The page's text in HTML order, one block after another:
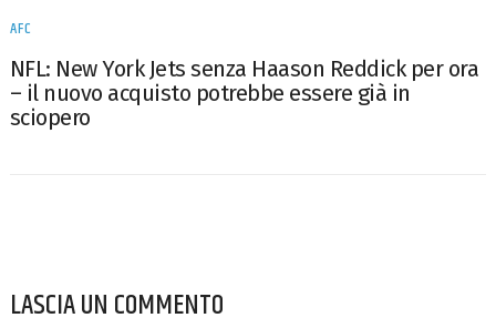
AFC
NFL: New York Jets senza Haason Reddick per ora
– il nuovo acquisto potrebbe essere già in
sciopero
LASCIA UN COMMENTO